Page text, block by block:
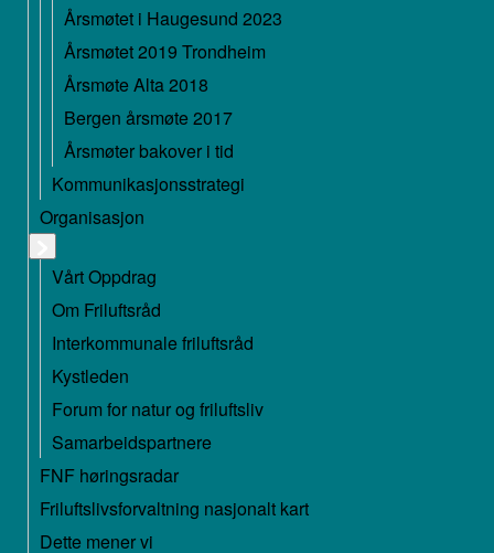
Årsmøtet i Haugesund 2023
Årsmøtet 2019 Trondheim
Årsmøte Alta 2018
Bergen årsmøte 2017
Årsmøter bakover i tid
Kommunikasjonsstrategi
Organisasjon
Vårt Oppdrag
Om Friluftsråd
Interkommunale friluftsråd
Kystleden
Forum for natur og friluftsliv
Samarbeidspartnere
FNF høringsradar
Friluftslivsforvaltning nasjonalt kart
Dette mener vi